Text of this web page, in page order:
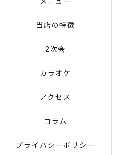
当店の特徴
2次会
カラオケ
アクセス
コラム
プライバシーポリシー